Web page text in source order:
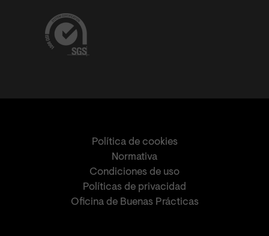
Política de cookies
Normativa
Condiciones de uso
Políticas de privacidad
Oficina de Buenas Prácticas